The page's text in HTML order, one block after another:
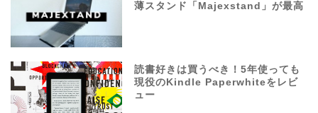
薄スタンド「Majexstand」が最高
読書好きは買うべき！5年使っても
現役のKindle Paperwhiteをレビ
ュー